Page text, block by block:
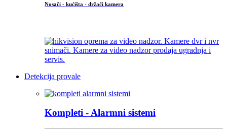
Nosači - kućišta - držači kamera
Detekcija provale
Kompleti - Alarmni sistemi